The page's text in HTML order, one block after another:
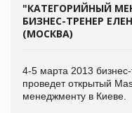
"КАТЕГОРИЙНЫЙ
БИЗНЕС-ТРЕНЕР
(МОСКВА)
4-5 марта 2013
проведет открытый
менеджменту в Киеве.